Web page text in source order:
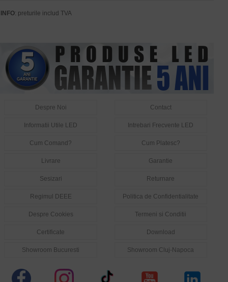
INFO: preturile includ TVA
Despre Noi Contact
Informatii Utile LED Intrebari Frecvente LED
Cum Comand? Cum Platesc?
Livrare Garantie
Sesizari Returnare
Regimul DEEE Politica de Confidentialitate
Despre Cookies Termeni si Conditii
Certificate Download
Showroom Bucuresti Showroom Cluj-Napoca